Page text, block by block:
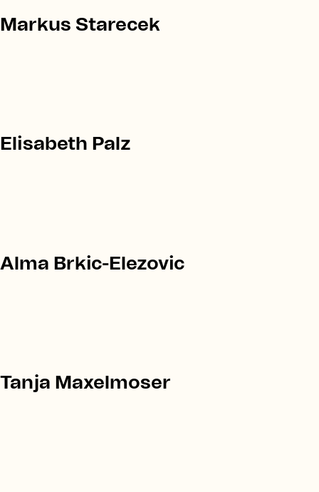
Markus Starecek
Elisabeth Palz
Alma Brkic-Elezovic
Tanja Maxelmoser